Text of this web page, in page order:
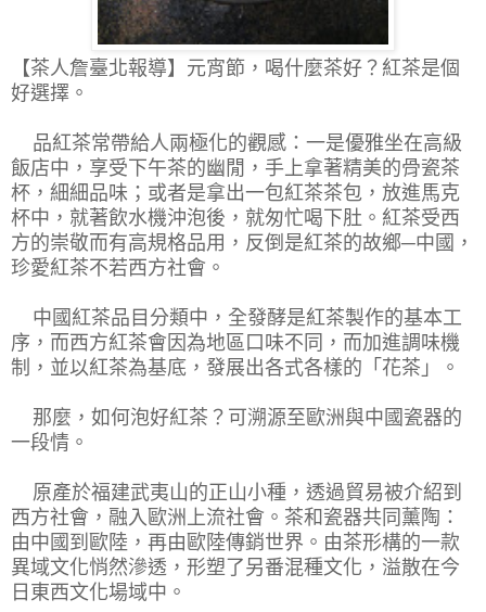
【茶人詹臺北報導】 元宵節，喝什麼茶好？紅茶是個
好選擇。
品紅茶常帶給人兩極化的觀感：一是優雅坐在高級
飯店中，享受下午茶的幽閒，手上拿著精美的骨瓷茶
杯，細細品味；或者是拿出一包紅茶茶包，放進馬克
杯中，就著飲水機沖泡後，就匆忙喝下肚。紅茶受西
方的崇敬而有高規格品用，反倒是紅茶的故鄉─中國，
珍愛紅茶不若西方社會。
中國紅茶品目分類中，全發酵是紅茶製作的基本工
序，而西方紅茶會因為地區口味不同，而加進調味機
制，並以紅茶為基底，發展出各式各樣的「花茶」。
那麼，如何泡好紅茶？可溯源至歐洲與中國瓷器的
一段情。
原產於福建武夷山的正山小種，透過貿易被介紹到
西方社會，融入歐洲上流社會。茶和瓷器共同薰陶：
由中國到歐陸，再由歐陸傳銷世界。由茶形構的一款
異域文化悄然滲透，形塑了另番混種文化，溢散在今
日東西文化場域中。